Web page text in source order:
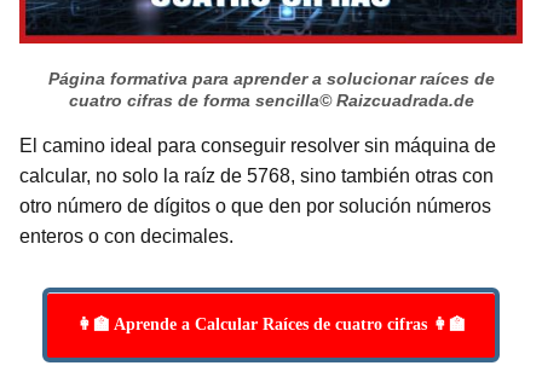
Página formativa para aprender a solucionar raíces de
cuatro cifras de forma sencilla© Raizcuadrada.de
El camino ideal para conseguir resolver sin máquina de
calcular, no solo la raíz de 5768, sino también otras con
otro número de dígitos o que den por solución números
enteros o con decimales.
👩‍🏫 Aprende a Calcular Raíces de cuatro cifras 👩‍🏫